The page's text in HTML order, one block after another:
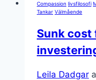
Compassion livsfilosofi
Tankar Välmående
Sunk cost
Leila Dadgar